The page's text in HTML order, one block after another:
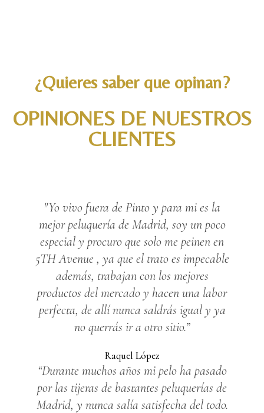
¿Quieres saber que opinan?
OPINIONES DE NUESTROS
CLIENTES
"Yo vivo fuera de Pinto y para mi es la
mejor peluquería de Madrid, soy un poco
especial y procuro que solo me peinen en
5TH Avenue , ya que el trato es impecable
además, trabajan con los mejores
productos del mercado y hacen una labor
perfecta, de allí nunca saldrás igual y ya
no querrás ir a otro sitio.”
Raquel López
“Durante muchos años mi pelo ha pasado
por las tijeras de bastantes peluquerías de
Madrid, y nunca salía satisfecha del todo.